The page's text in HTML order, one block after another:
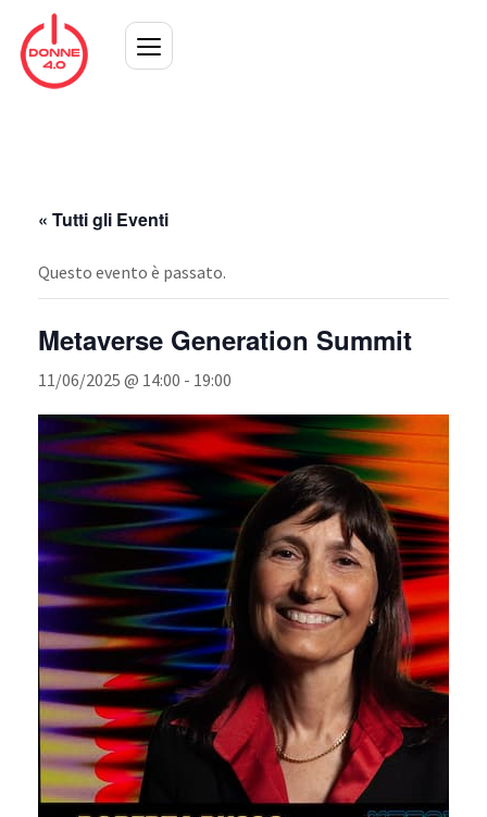
« Tutti gli Eventi
Questo evento è passato.
Metaverse Generation Summit
11/06/2025 @ 14:00 - 19:00